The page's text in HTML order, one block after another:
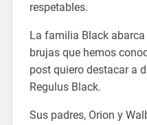
respetables.
La familia Black
brujas que hemos
post quiero destacar a
Regulus Black.
Sus padres, Orion y